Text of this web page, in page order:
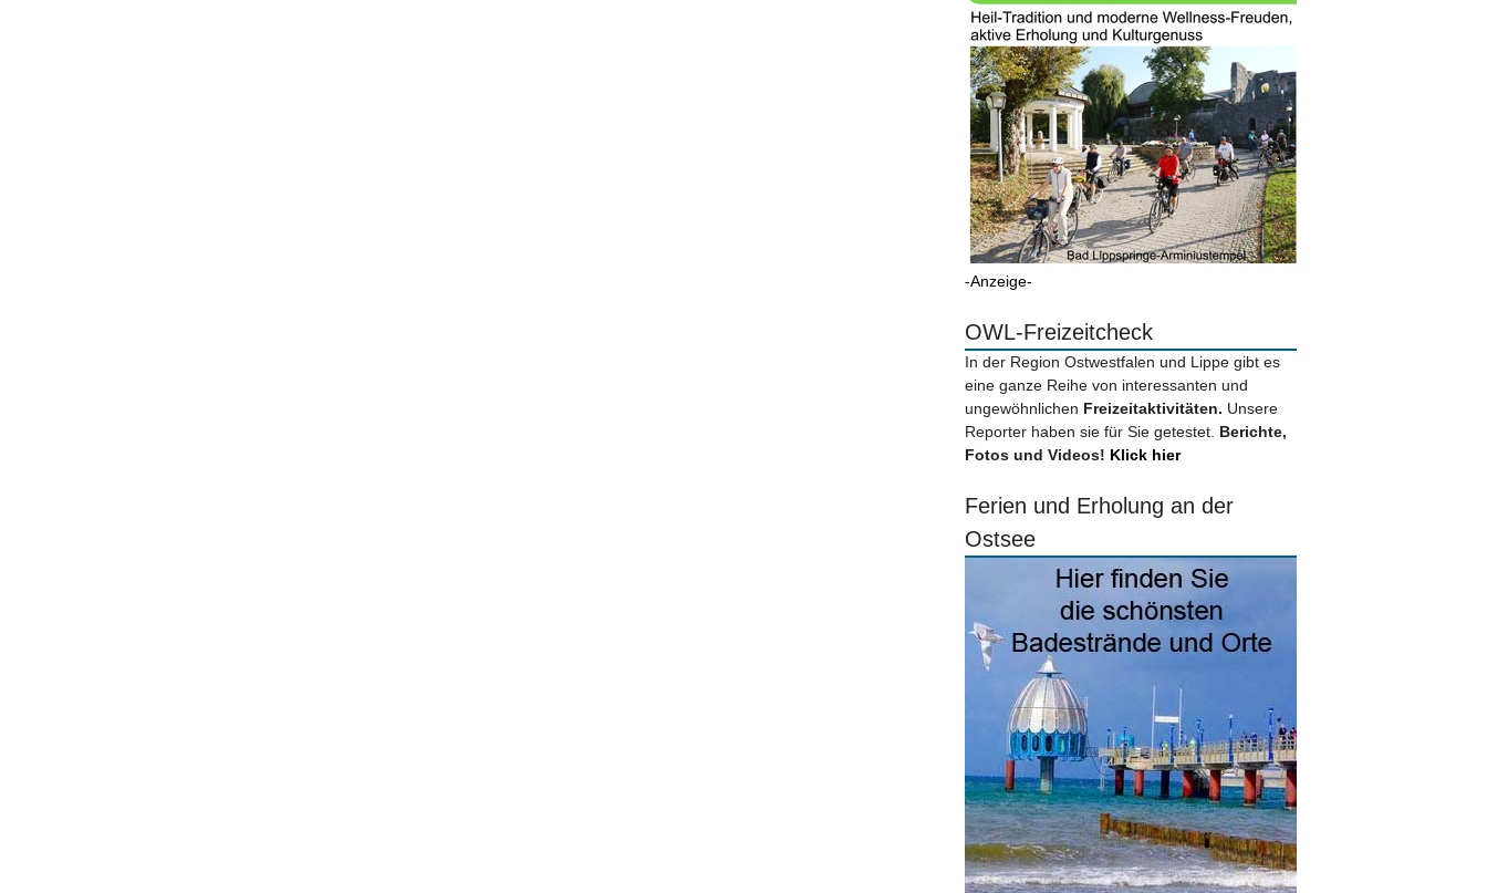
-Anzeige-
OWL-Freizeitcheck
In der Region Ostwestfalen und Lippe gibt es
eine ganze Reihe von interessanten und
ungewöhnlichen Freizeitaktivitäten. Unsere
Reporter haben sie für Sie getestet. Berichte,
Fotos und Videos! Klick hier
Ferien und Erholung an der
Ostsee